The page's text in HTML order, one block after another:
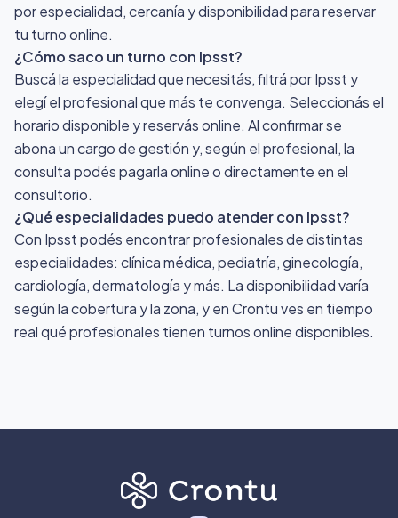
por especialidad, cercanía y disponibilidad para reservar
tu turno online.
¿Cómo saco un turno con Ipsst?
Buscá la especialidad que necesitás, filtrá por Ipsst y
elegí el profesional que más te convenga. Seleccionás el
horario disponible y reservás online. Al confirmar se
abona un cargo de gestión y, según el profesional, la
consulta podés pagarla online o directamente en el
consultorio.
¿Qué especialidades puedo atender con Ipsst?
Con Ipsst podés encontrar profesionales de distintas
especialidades: clínica médica, pediatría, ginecología,
cardiología, dermatología y más. La disponibilidad varía
según la cobertura y la zona, y en Crontu ves en tiempo
real qué profesionales tienen turnos online disponibles.